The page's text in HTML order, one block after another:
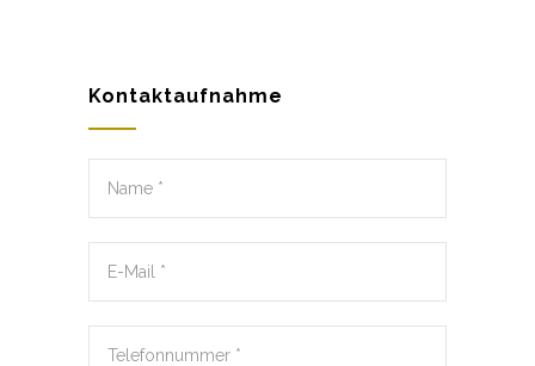
Kontaktaufnahme